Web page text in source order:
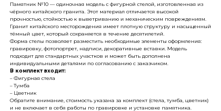
Памятник №10 — одиночная модель с фигурной стелой, изготовленная из
чёрного китайского гранита. Этот материал отличается высокой
прочностью, стойкостью к выветриванию и механическим повреждениям.
Гранит китайского месторождения имеет плотную структуру и насыщенный
тёмный цвет, который сохраняется в течение десятилетий.
Форма стелы позволяет разместить необходимые элементы оформления:
гравировку, фотопортрет, надписи, декоративные вставки. Модель
подходит для стандартных участков и может быть дополнена
индивидуальными деталями по согласованию с заказчиком.
В комплект входит:
– Фигурная стела
– Тумба
– Цветник
Обратите внимание, стоимость указана за комплект (стела, тумба, цветник)
и не включает в себя работы по гравировке и установке памятника.